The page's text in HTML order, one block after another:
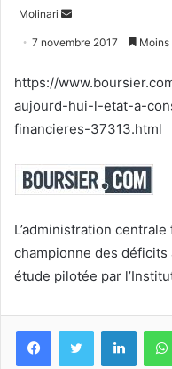
Molinari
Envoyer
7 novembre 2017
https://
aujourd-hui-l-etat-a-
financieres-37313.html
L’administration
championne des déficits
étude pilotée par
FacebookTwitter